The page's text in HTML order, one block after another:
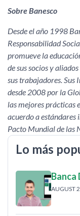
Sobre Banesco
Desde el año 1998
Responsabilidad
promueve la
de sus socios y
sus trabajadores.
desde 2008 por la
las mejores prácticas
acuerdo a estándares
Pacto Mundial de las
Lo más
Banca
AUGUST